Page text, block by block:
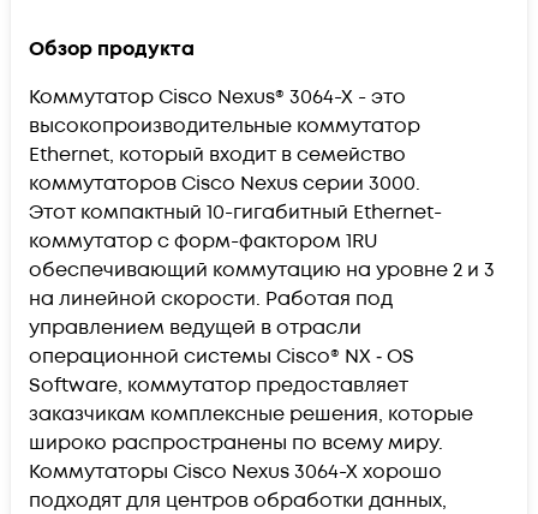
Обзор продукта
Коммутатор Cisco Nexus® 3064-X - это
высокопроизводительные коммутатор
Ethernet, который входит в семейство
коммутаторов Cisco Nexus серии 3000.
Этот компактный 10-гигабитный Ethernet-
коммутатор с форм-фактором 1RU
обеспечивающий коммутацию на уровне 2 и 3
на линейной скорости. Работая под
управлением ведущей в отрасли
операционной системы Cisco® NX ‑ OS
Software, коммутатор предоставляет
заказчикам комплексные решения, которые
широко распространены по всему миру.
Коммутаторы Cisco Nexus 3064-X хорошо
подходят для центров обработки данных,